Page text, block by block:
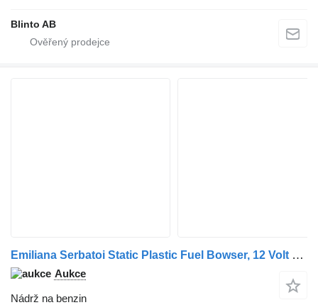
Blinto AB
Emiliana Serbatoi Static Plastic Fuel Bowser, 12 Volt Electric Pump
Aukce
Nádrž na benzin